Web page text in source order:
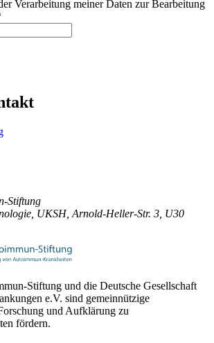
Verarbeitung meiner Daten zur Bearbeitung
Stiftung
UKSH, Arnold-Heller-Str. 3, U30
Stiftung und die Deutsche Gesellschaft
e.V. sind gemeinnützige
und Aufklärung zu
fördern.